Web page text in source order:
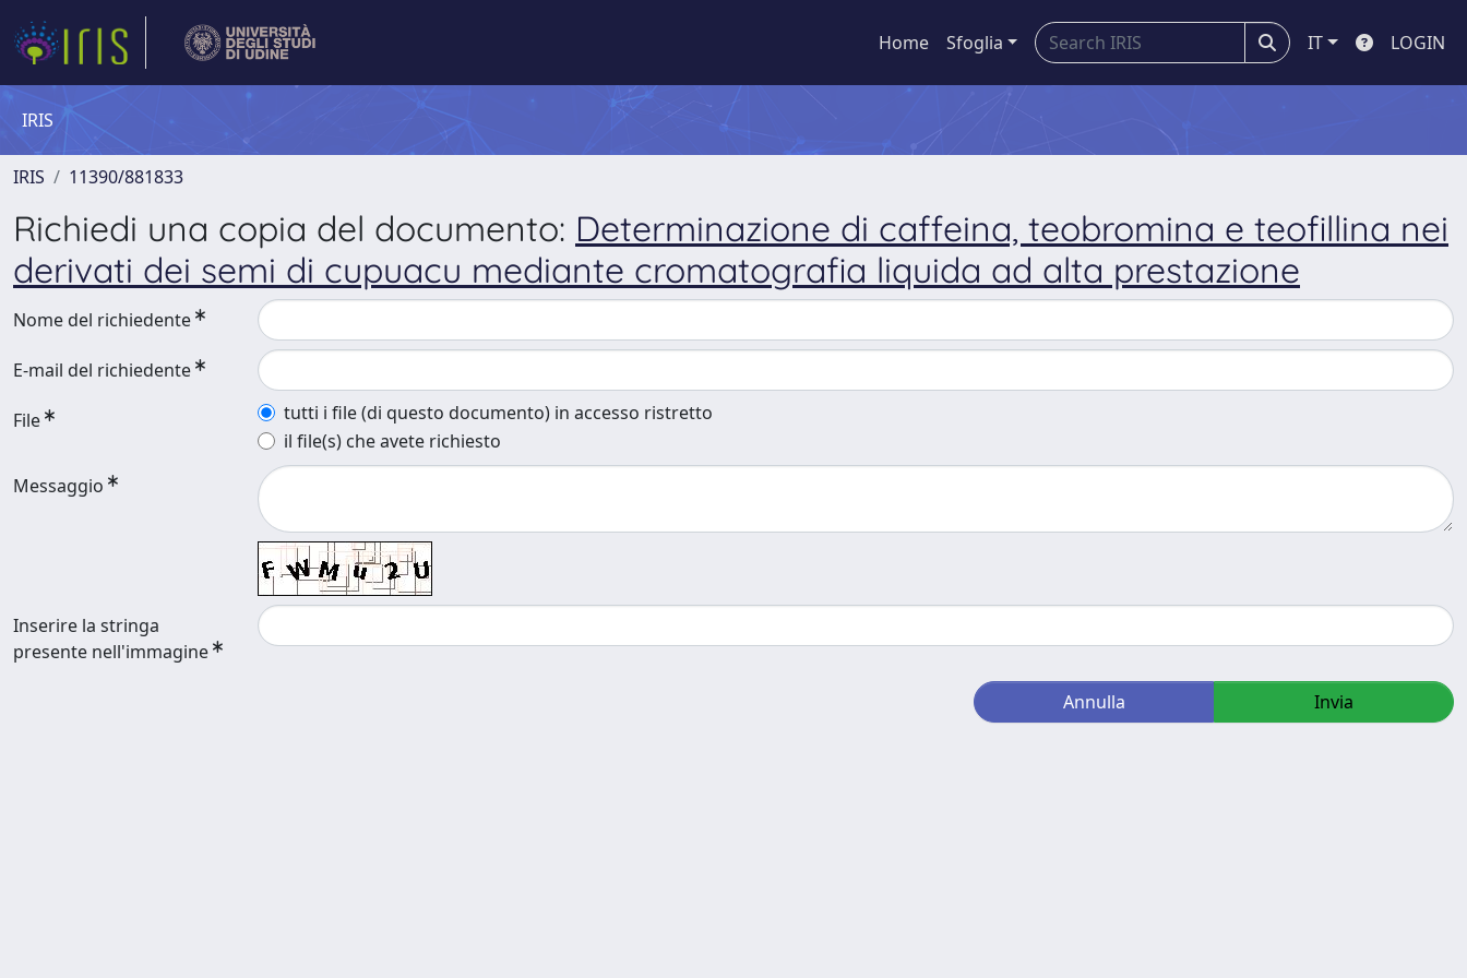
Home Sfoglia IT LOGIN
IRIS
IRIS 11390/881833
Richiedi una copia del documento: Determinazione di caffeina, teobromina e teofillina nei
derivati dei semi di cupuacu mediante cromatografia liquida ad alta prestazione
Nome del richiedente
E-mail del richiedente
File
tutti i file (di questo documento) in accesso ristretto
il file(s) che avete richiesto
Messaggio
Inserire la stringa
presente nell'immagine
Annulla Invia